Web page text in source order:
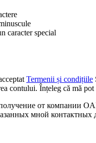
caracter special
Termenii și condițiile
contului. Înțeleg că mă
от компании
мной контактных